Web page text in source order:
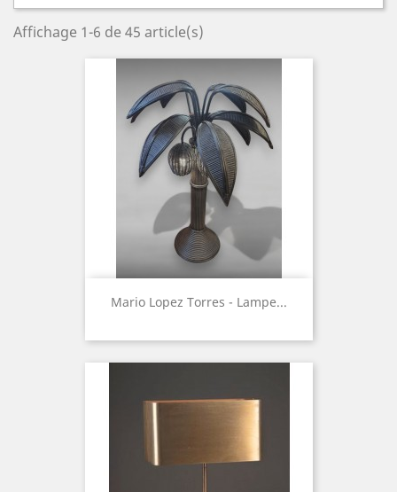
Affichage 1-6 de 45 article(s)
Mario Lopez Torres - Lampe...